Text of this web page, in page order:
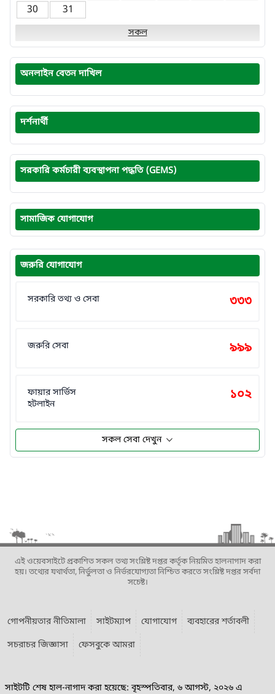
30
31
সকল
অনলাইন বেতন দাখিল
দর্শনার্থী
সরকারি কর্মচারী ব্যবস্থাপনা পদ্ধতি (GEMS)
সামাজিক যোগাযোগ
জরুরি যোগাযোগ
সরকারি তথ্য ও সেবা ৩৩৩
জরুরি সেবা ৯৯৯
ফায়ার সার্ভিস
হটলাইন
১০২
সকল সেবা দেখুন
এই ওয়েবসাইটে প্রকাশিত সকল তথ্য সংশ্লিষ্ট দপ্তর কর্তৃক নিয়মিত হালনাগাদ করা
হয়। তথ্যের যথার্থতা, নির্ভুলতা ও নির্ভরযোগ্যতা নিশ্চিত করতে সংশ্লিষ্ট দপ্তর সর্বদা
সচেষ্ট।
গোপনীয়তার নীতিমালা সাইটম্যাপ যোগাযোগ
ব্যবহারের শর্তাবলী
সচরাচর জিজ্ঞাসা
ফেসবুকে আমরা
সাইটটি শেষ হাল-নাগাদ করা হয়েছে: বৃহস্পতিবার, ৬ আগস্ট, ২০২৬ এ